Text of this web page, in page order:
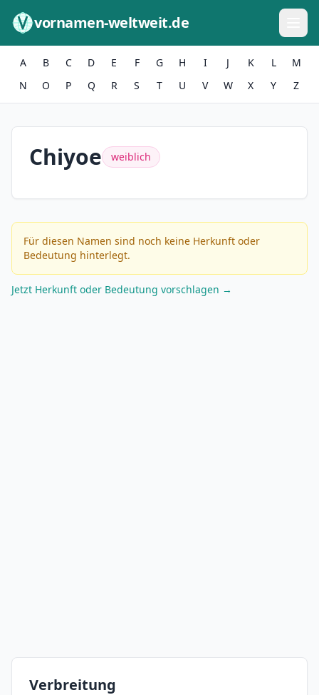
vornamen-weltweit.de
A B C D E F G H I J K L
M
N
O P Q R S T U V W X Y Z
Chiyoe weiblich
Für diesen Namen sind noch keine Herkunft oder
Bedeutung hinterlegt.
Jetzt Herkunft oder Bedeutung vorschlagen →
Verbreitung